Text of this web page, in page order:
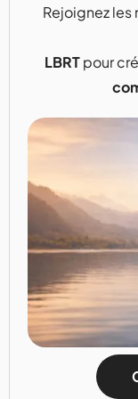
Rejoignez
LBRTpour